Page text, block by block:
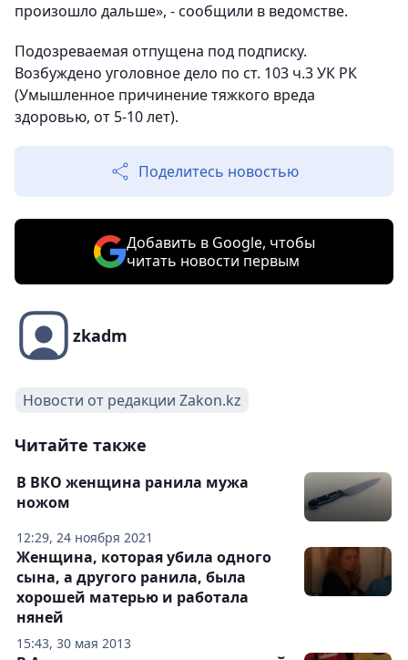
произошло дальше», - сообщили в ведомстве.
Подозреваемая отпущена под подписку.
Возбуждено уголовное дело по ст. 103 ч.3 УК РК
(Умышленное причинение тяжкого вреда
здоровью, от 5-10 лет).
Поделитесь новостью
Добавить в Google, чтобы
читать новости первым
zkadm
Новости от редакции Zakon.kz
Читайте также
12:29, 24 ноября 2021
В ВКО женщина ранила мужа
ножом
15:43, 30 мая 2013
Женщина, которая убила одного
сына, а другого ранила, была
хорошей матерью и работала
няней